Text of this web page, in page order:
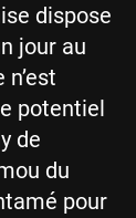
dispose
jour au
potentiel
de
du
pour